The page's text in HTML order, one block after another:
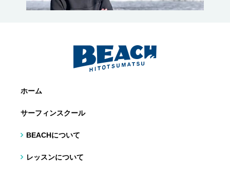
ホーム
サーフィンスクール
BEACHについて
レッスンについて